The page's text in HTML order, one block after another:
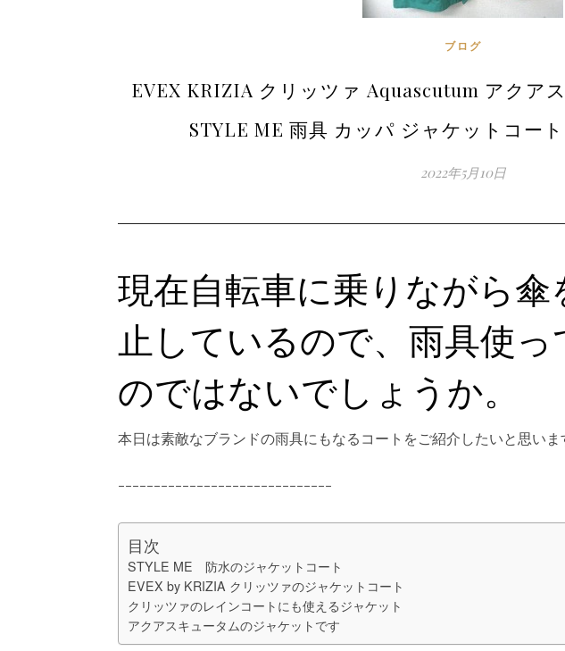
ブログ
EVEX KRIZIA クリッツァ Aquascutum アクア
STYLE ME 雨具 カッパ ジャケットコー
2022年5月10日
現在自転車に乗りながら
止しているので、雨具使
のではないでしょうか。
本日は素敵なブランドの雨具にもなるコートをご紹介したいと思いま
ｰｰｰｰｰｰｰｰｰｰｰｰｰｰｰｰｰｰｰｰｰｰｰｰｰｰｰｰｰｰ
目次
STYLE ME 防水のジャケットコート
EVEX by KRIZIA クリッツァのジャケットコート
クリッツァのレインコートにも使えるジャケット
アクアスキュータムのジャケットです